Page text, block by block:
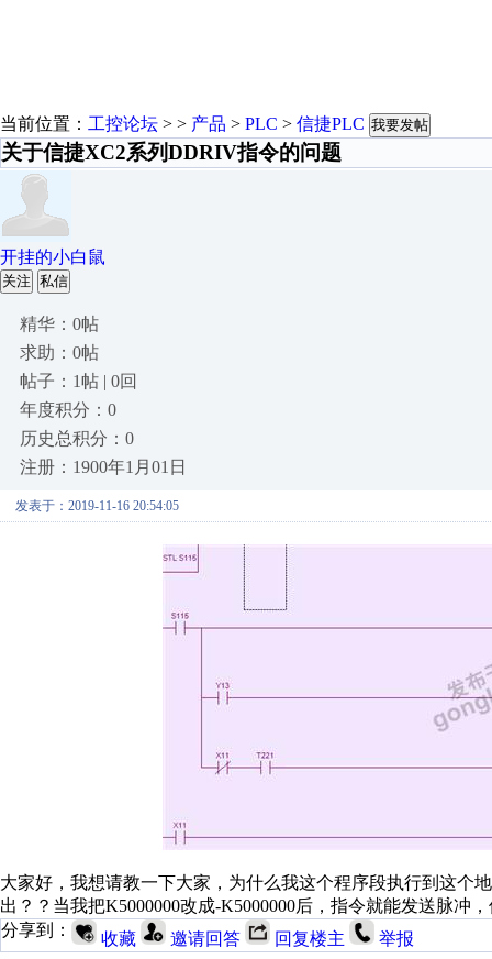
当前位置： 工控论坛 > > 产品 > PLC > 信捷PLC 我要发帖
关于信捷XC2系列DDRIV指令的问题
开挂的小白鼠
关注 私信
精华：0帖
求助：0帖
帖子：1帖 | 0回
年度积分：0
历史总积分：0
注册：1900年1月01日
发表于：2019-11-16 20:54:05
大家好，我想请教一下大家，为什么我这个程序段执行到这个
出？？当我把K5000000改成-K5000000后，指令就能发送脉冲
分享到：
收藏 邀请回答 回复楼主 举报